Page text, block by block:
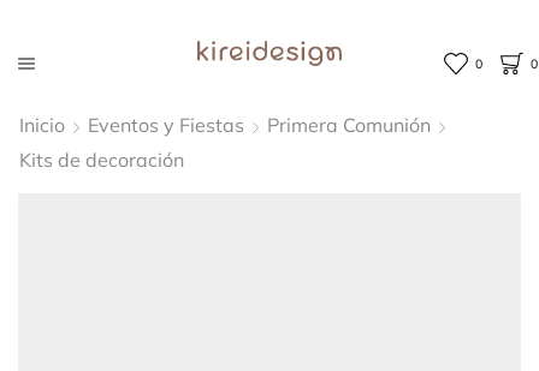
0 0
Inicio Eventos y Fiestas
Primera Comunión
Kits de decoración